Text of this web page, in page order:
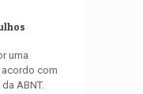
uma
com
ABNT.